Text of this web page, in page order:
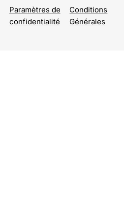
Paramètres de
confidentialité
Conditions
Générales